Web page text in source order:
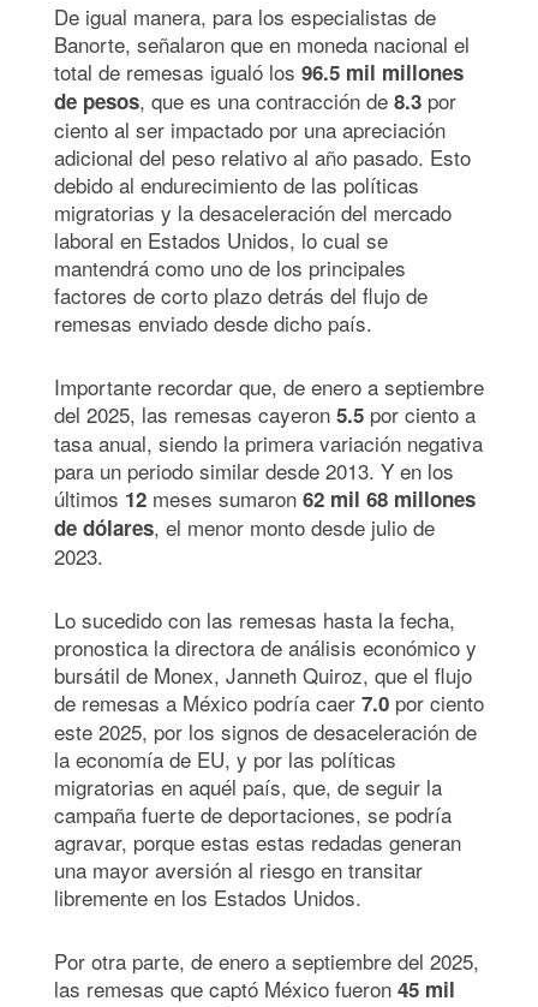
De igual manera, para los especialistas de
Banorte, señalaron que en moneda nacional el
total de remesas igualó los 96.5 mil millones
de pesos, que es una contracción de 8.3 por
ciento al ser impactado por una apreciación
adicional del peso relativo al año pasado. Esto
debido al endurecimiento de las políticas
migratorias y la desaceleración del mercado
laboral en Estados Unidos, lo cual se
mantendrá como uno de los principales
factores de corto plazo detrás del flujo de
remesas enviado desde dicho país.
Importante recordar que, de enero a septiembre
del 2025, las remesas cayeron 5.5 por ciento a
tasa anual, siendo la primera variación negativa
para un periodo similar desde 2013. Y en los
últimos 12 meses sumaron 62 mil 68 millones
de dólares, el menor monto desde julio de
2023.
Lo sucedido con las remesas hasta la fecha,
pronostica la directora de análisis económico y
bursátil de Monex, Janneth Quiroz, que el flujo
de remesas a México podría caer 7.0 por ciento
este 2025, por los signos de desaceleración de
la economía de EU, y por las políticas
migratorias en aquél país, que, de seguir la
campaña fuerte de deportaciones, se podría
agravar, porque estas estas redadas generan
una mayor aversión al riesgo en transitar
libremente en los Estados Unidos.
Por otra parte, de enero a septiembre del 2025,
las remesas que captó México fueron 45 mil